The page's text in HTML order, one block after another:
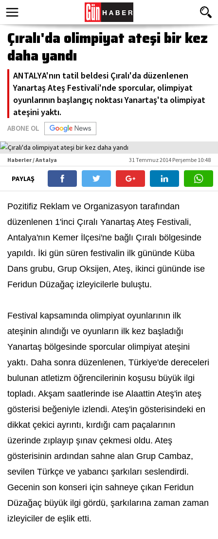
Çıralı'da olimpiyat ateşi bir kez
daha yandı
ANTALYA'nın tatil beldesi Çıralı'da düzenlenen
Yanartaş Ateş Festivali'nde sporcular, olimpiyat
oyunlarının başlangıç noktası Yanartaş'ta olimpiyat
ateşini yaktı.
ABONE OL
Haberler / Antalya 31 Temmuz 2014 Perşembe 10:48
PAYLAŞ
Pozitifiz Reklam ve Organizasyon tarafından
düzenlenen 1'inci Çıralı Yanartaş Ateş Festivali,
Antalya'nın Kemer İlçesi'ne bağlı Çıralı bölgesinde
yapıldı. İki gün süren festivalin ilk gününde Küba
Dans grubu, Grup Oksijen, Ateş, ikinci gününde ise
Feridun Düzağaç izleyicilerle buluştu.
Festival kapsamında olimpiyat oyunlarının ilk
ateşinin alındığı ve oyunların ilk kez başladığı
Yanartaş bölgesinde sporcular olimpiyat ateşini
yaktı. Daha sonra düzenlenen, Türkiye'de dereceleri
bulunan atletizm öğrencilerinin koşusu büyük ilgi
topladı. Akşam saatlerinde ise Alaattin Ateş'in ateş
gösterisi beğeniyle izlendi. Ateş'in gösterisindeki en
dikkat çekici ayrıntı, kırdığı cam paçalarının
üzerinde zıplayıp şınav çekmesi oldu. Ateş
gösterisinin ardından sahne alan Grup Cambaz,
sevilen Türkçe ve yabancı şarkıları seslendirdi.
Gecenin son konseri için sahneye çıkan Feridun
Düzağaç büyük ilgi gördü, şarkılarına zaman zaman
izleyiciler de eşlik etti.